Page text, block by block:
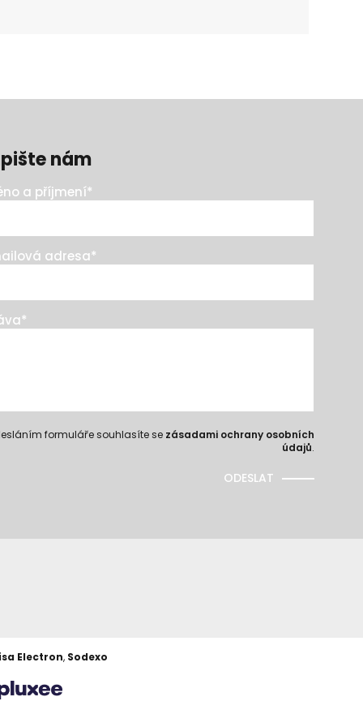
nám
a příjmení*
adresa*
*
formuláře souhlasíte se zásadami ochrany osobních
údajů.
ODESLAT
Electron, Sodexo